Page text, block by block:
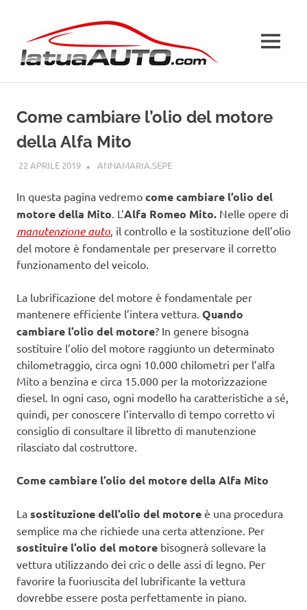
contenuto
MENU
Come cambiare l’olio del motore
della Alfa Mito
22 APRILE 2019 ANNAMARIA.SEPEALFA ROMEO
In questa pagina vedremo come cambiare l’olio del
motore della Mito. L’Alfa Romeo Mito. Nelle opere di
manutenzione auto, il controllo e la sostituzione dell’olio
del motore è fondamentale per preservare il corretto
funzionamento del veicolo.
La lubrificazione del motore è fondamentale per
mantenere efficiente l’intera vettura. Quando
cambiare l’olio del motore? In genere bisogna
sostituire l’olio del motore raggiunto un determinato
chilometraggio, circa ogni 10.000 chilometri per l’alfa
Mito a benzina e circa 15.000 per la motorizzazione
diesel. In ogni caso, ogni modello ha caratteristiche a sé,
quindi, per conoscere l’intervallo di tempo corretto vi
consiglio di consultare il libretto di manutenzione
rilasciato dal costruttore.
Come cambiare l’olio del motore della Alfa Mito
La sostituzione dell’olio del motore è una procedura
semplice ma che richiede una certa attenzione. Per
sostituire l’olio del motore bisognerà sollevare la
vettura utilizzando dei cric o delle assi di legno. Per
favorire la fuoriuscita del lubrificante la vettura
dovrebbe essere posta perfettamente in piano.